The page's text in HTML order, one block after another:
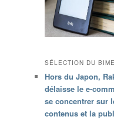
SÉLECTION DU
Hors du Japon,
délaisse le e-
se concentrer sur
contenus et la